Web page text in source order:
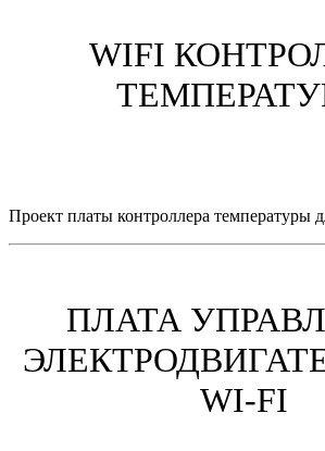
WIFI
Проект платы контроллера температуры
ПЛАТА
WI-FI